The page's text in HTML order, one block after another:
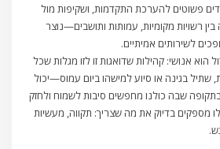
פשוטים להערכת התקדמות, ושקיפות מול
רשויות מקומיות, עמותות ותושבים—נוצר
לשירותים אמיתיים.
הוא אנושי: קהילות שדואגות זו לזו מגלות שכל
בגינה או סיוע למישהו ביום עמוס—יכול
שבה כולנו מחפשים סיבות לשמוח ולחזק
מספקים בדיוק את מה שצריך: תקווה, מעשיות